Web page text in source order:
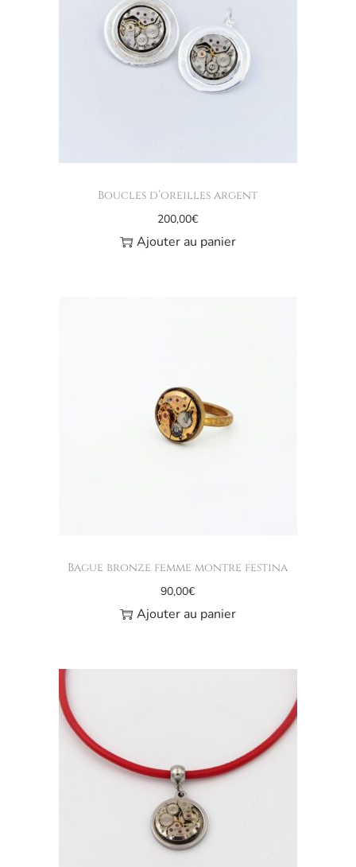
Boucles d’oreilles argent
200,00€
Ajouter au panier
Bague bronze femme montre festina
90,00€
Ajouter au panier